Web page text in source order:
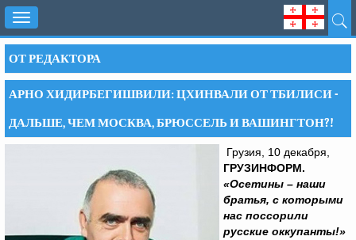
Toggle
navigation
ОТ РЕДАКТОРА
АРНО ХИДИРБЕГИШВИЛИ: ЦХИНВАЛИ ОТ ТБИЛИСИ -
ДАЛЬШЕ, ЧЕМ МОСКВА, БРЮССЕЛЬ И ВАШИНГТОН?!
Грузия, 10 декабря,
ГРУЗИНФОРМ.
«Осетины – наши
братья, с которыми
нас поссорили
русские оккупанты!»